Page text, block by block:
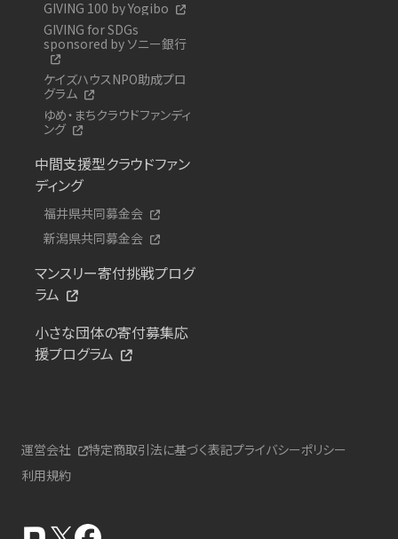
GIVING 100 by Yogibo
GIVING for SDGs
sponsored by ソニー銀行
ケイズハウスNPO助成プロ
グラム
ゆめ・まちクラウドファンディ
ング
中間支援型クラウドファン
ディング
福井県共同募金会
新潟県共同募金会
マンスリー寄付挑戦プログ
ラム
小さな団体の寄付募集応
援プログラム
運営会社 特定商取引法に基づく表記プライバシーポリシー
利用規約